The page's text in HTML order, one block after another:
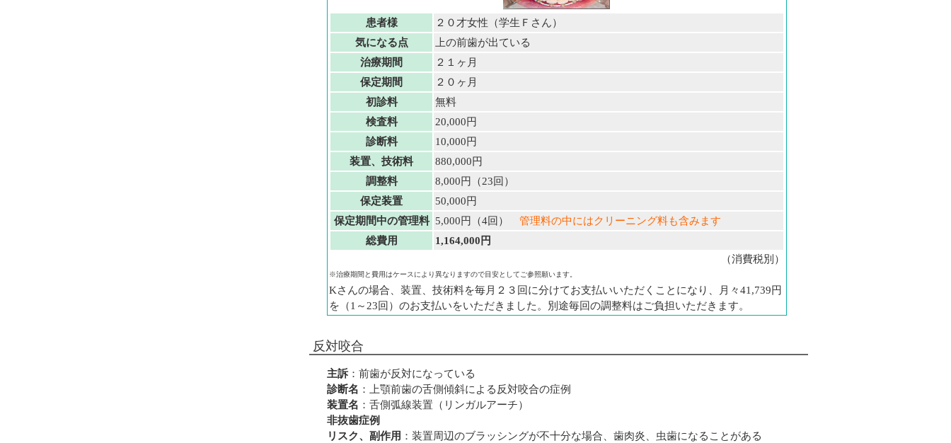
患者様
２０才女性（学生Ｆさん）
気になる点
上の前歯が出ている
治療期間
２１ヶ月
保定期間
２０ヶ月
初診料
無料
検査料
20,000円
診断料
10,000円
装置、技術料
880,000円
調整料
8,000円（23回）
保定装置
50,000円
保定期間中の管理料 5,000円（4回） 管理料の中にはクリーニング料も含みます
総費用
1,164,000円
（消費税別）
※治療期間と費用はケースにより異なりますので目安としてご参照願います。
Kさんの場合、装置、技術料を毎月２３回に分けてお支払いいただくことになり、月々41,739円
を（1～23回）のお支払いをいただきました。別途毎回の調整料はご負担いただきます。
反対咬合
主訴 ：前歯が反対になっている
診断名 ：上顎前歯の舌側傾斜による反対咬合の症例
装置名 ：舌側弧線装置（リンガルアーチ）
非抜歯症例
リスク、副作用 ：装置周辺のブラッシングが不十分な場合、歯肉炎、虫歯になることがある